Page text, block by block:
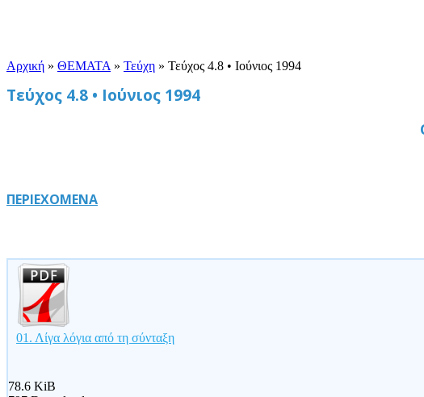
Αρχική » ΘΕΜΑΤΑ » Τεύχη » Τεύχος 4.8 • Ιούνιος 1994
Τεύχος 4.8 • Ιούνιος 1994
ΠΕΡΙΕΧΟΜΕΝΑ
01. Λίγα λόγια από τη σύνταξη
78.6 KiB